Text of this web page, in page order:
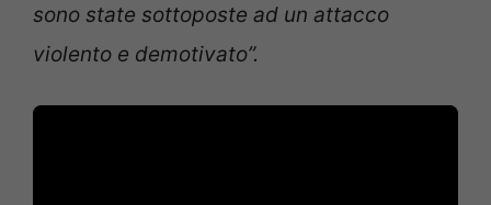
sono state sottoposte ad un attacco
violento e demotivato”.